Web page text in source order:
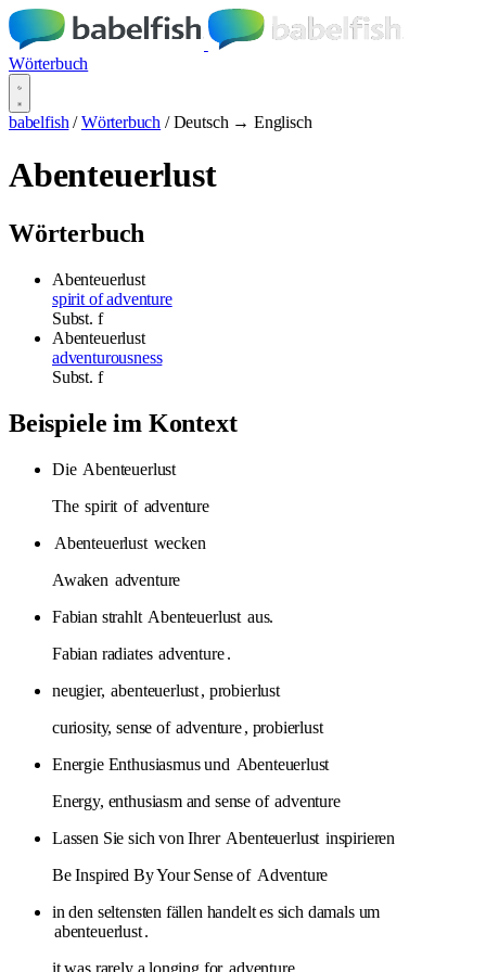
Wörterbuch
babelfish / Wörterbuch / Deutsch → Englisch
Abenteuerlust
Wörterbuch
Abenteuerlust
spirit of adventure
Subst. f
Abenteuerlust
adventurousness
Subst. f
Beispiele im Kontext
Die Abenteuerlust
The spirit of adventure
Abenteuerlust wecken
Awaken adventure
Fabian strahlt Abenteuerlust aus.
Fabian radiates adventure.
neugier, abenteuerlust, probierlust
curiosity, sense of adventure, probierlust
Energie Enthusiasmus und Abenteuerlust
Energy, enthusiasm and sense of adventure
Lassen Sie sich von Ihrer Abenteuerlust inspirieren
Be Inspired By Your Sense of Adventure
in den seltensten fällen handelt es sich damals um
abenteuerlust.
it was rarely a longing for adventure